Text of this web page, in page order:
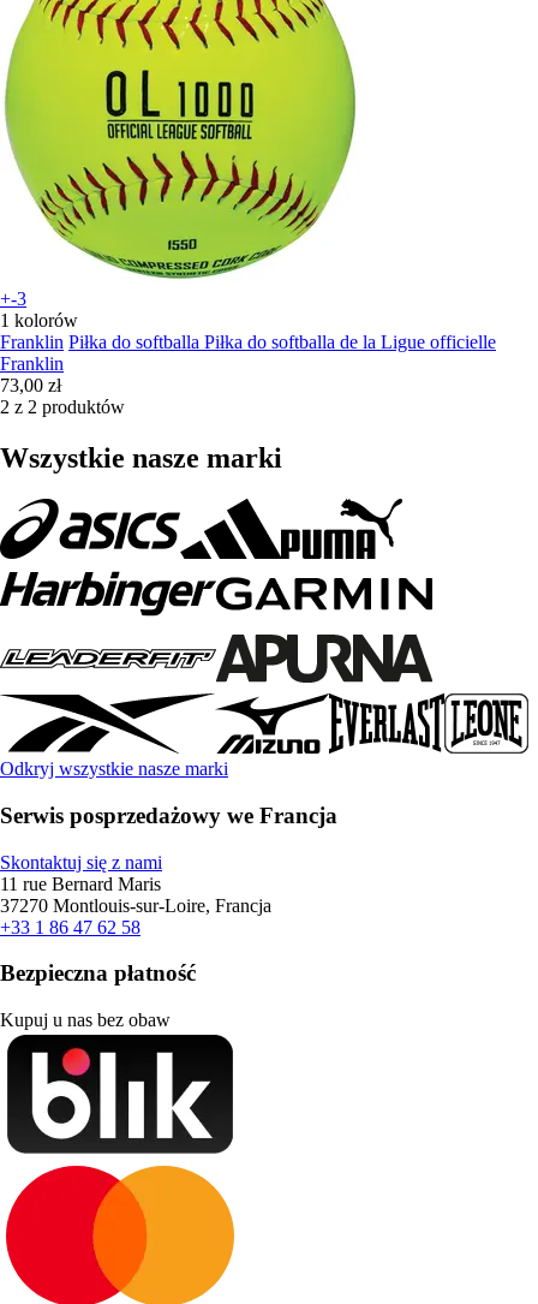
+-3
1 kolorów
Franklin Piłka do softballa Piłka do softballa de la Ligue officielle
Franklin
73,00 zł
2 z 2 produktów
Wszystkie nasze marki
Odkryj wszystkie nasze marki
Serwis posprzedażowy we Francja
Skontaktuj się z nami
11 rue Bernard Maris
37270 Montlouis-sur-Loire, Francja
+33 1 86 47 62 58
Bezpieczna płatność
Kupuj u nas bez obaw